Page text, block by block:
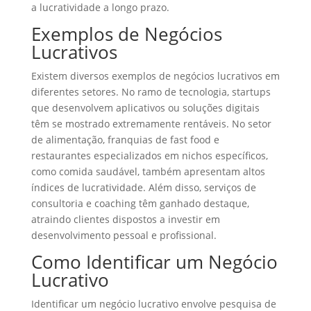
a lucratividade a longo prazo.
Exemplos de Negócios
Lucrativos
Existem diversos exemplos de negócios lucrativos em
diferentes setores. No ramo de tecnologia, startups
que desenvolvem aplicativos ou soluções digitais
têm se mostrado extremamente rentáveis. No setor
de alimentação, franquias de fast food e
restaurantes especializados em nichos específicos,
como comida saudável, também apresentam altos
índices de lucratividade. Além disso, serviços de
consultoria e coaching têm ganhado destaque,
atraindo clientes dispostos a investir em
desenvolvimento pessoal e profissional.
Como Identificar um Negócio
Lucrativo
Identificar um negócio lucrativo envolve pesquisa de